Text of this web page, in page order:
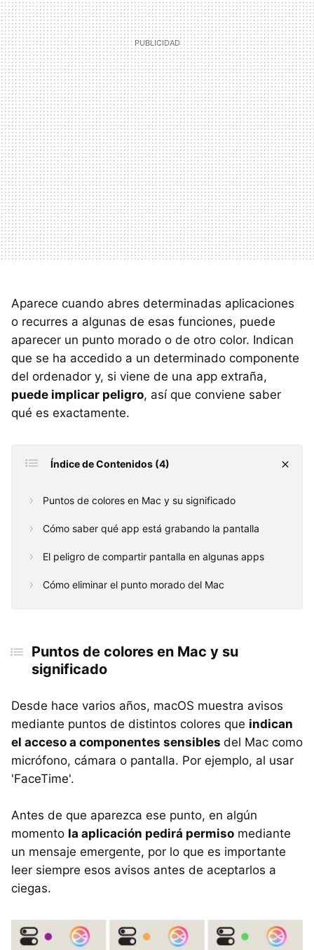
Aparece cuando abres determinadas aplicaciones
o recurres a algunas de esas funciones, puede
aparecer un punto morado o de otro color. Indican
que se ha accedido a un determinado componente
del ordenador y, si viene de una app extraña,
puede implicar peligro, así que conviene saber
qué es exactamente.
Índice de Contenidos (4)
Puntos de colores en Mac y su significado
Cómo saber qué app está grabando la pantalla
El peligro de compartir pantalla en algunas apps
Cómo eliminar el punto morado del Mac
Puntos de colores en Mac y su
significado
Desde hace varios años, macOS muestra avisos
mediante puntos de distintos colores que indican
el acceso a componentes sensibles del Mac como
micrófono, cámara o pantalla. Por ejemplo, al usar
'FaceTime'.
Antes de que aparezca ese punto, en algún
momento la aplicación pedirá permiso mediante
un mensaje emergente, por lo que es importante
leer siempre esos avisos antes de aceptarlos a
ciegas.